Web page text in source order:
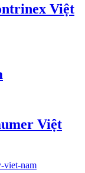
Việt
Việt